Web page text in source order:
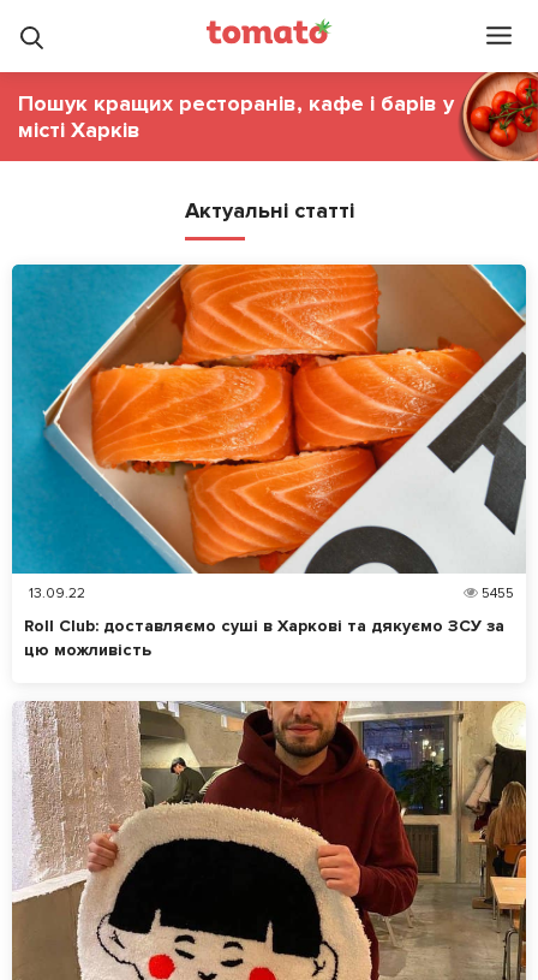
Пошук кращих ресторанів, кафе і барів у
місті Харків
Актуальні статті
13.09.22 5455
Roll Club: доставляємо суші в Харкові та дякуємо ЗСУ за
цю можливість